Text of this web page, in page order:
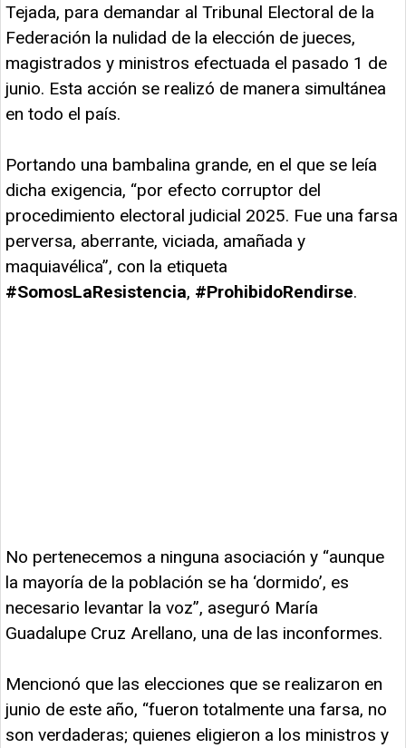
Tejada, para demandar al Tribunal Electoral de la
Federación la nulidad de la elección de jueces,
magistrados y ministros efectuada el pasado 1 de
junio. Esta acción se realizó de manera simultánea
en todo el país.
Portando una bambalina grande, en el que se leía
dicha exigencia, “por efecto corruptor del
procedimiento electoral judicial 2025. Fue una farsa
perversa, aberrante, viciada, amañada y
maquiavélica”, con la etiqueta
#SomosLaResistencia, #ProhibidoRendirse.
No pertenecemos a ninguna asociación y “aunque
la mayoría de la población se ha ‘dormido’, es
necesario levantar la voz”, aseguró María
Guadalupe Cruz Arellano, una de las inconformes.
Mencionó que las elecciones que se realizaron en
junio de este año, “fueron totalmente una farsa, no
son verdaderas; quienes eligieron a los ministros y